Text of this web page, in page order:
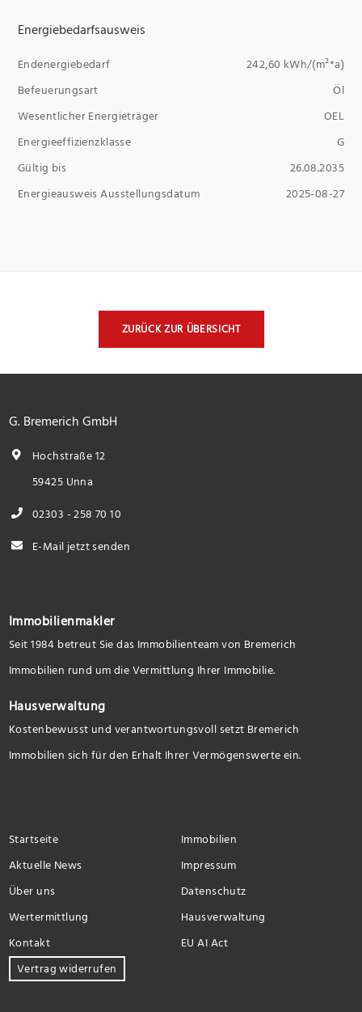
Energiebedarfsausweis
Endenergiebedarf
242,60 kWh/(m²*a)
Befeuerungsart
Öl
Wesentlicher Energieträger
OEL
Energieeffizienzklasse
G
Gültig bis
26.08.2035
Energieausweis Ausstellungsdatum
2025-08-27
ZURÜCK ZUR ÜBERSICHT
G. Bremerich GmbH
Hochstraße 12
59425 Unna
02303 - 258 70 10
E-Mail jetzt senden
Immobilienmakler
Seit 1984 betreut Sie das Immobilienteam von Bremerich
Immobilien rund um die Vermittlung Ihrer Immobilie.
Hausverwaltung
Kostenbewusst und verantwortungsvoll setzt Bremerich
Immobilien sich für den Erhalt Ihrer Vermögenswerte ein.
Startseite
Immobilien
Aktuelle News
Impressum
Über uns
Datenschutz
Wertermittlung
Hausverwaltung
Kontakt
EU AI Act
Vertrag widerrufen